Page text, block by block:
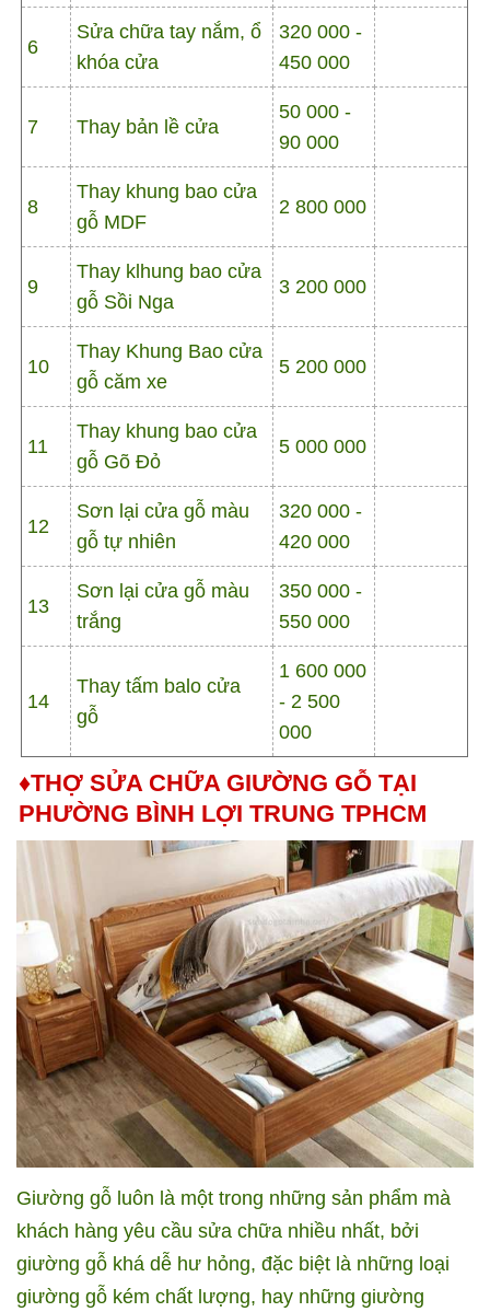
6
Sửa chữa tay nắm, ổ
khóa cửa
320 000 -
450 000
7 Thay bản lề cửa
50 000 -
90 000
8
Thay khung bao cửa
gỗ MDF
2 800 000
9
Thay klhung bao cửa
gỗ Sồi Nga
3 200 000
10
Thay Khung Bao cửa
gỗ căm xe
5 200 000
11
Thay khung bao cửa
gỗ Gõ Đỏ
5 000 000
12
Sơn lại cửa gỗ màu
gỗ tự nhiên
320 000 -
420 000
13
Sơn lại cửa gỗ màu
trắng
350 000 -
550 000
14
Thay tấm balo cửa
gỗ
1 600 000
- 2 500
000
♦THỢ SỬA CHỮA GIƯỜNG GỖ TẠI
PHƯỜNG BÌNH LỢI TRUNG TPHCM
Giường gỗ luôn là một trong những sản phẩm mà
khách hàng yêu cầu sửa chữa nhiều nhất, bởi
giường gỗ khá dễ hư hỏng, đặc biệt là những loại
giường gỗ kém chất lượng, hay những giường